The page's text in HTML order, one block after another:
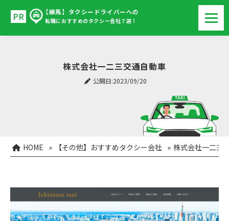
【練馬】タクシードライバーへの
転職におすすめのタクシー会社７選！
株式会社一二三交通自動車
公開日:2023/09/20
HOME » 【その他】おすすめタクシー会社 » 株式会社一二三